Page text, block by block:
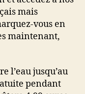
mais
vous en
maintenant,
l’eau jusqu’au
pendant